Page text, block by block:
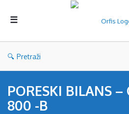
Pretraži
PORESKI BILANS –
800 -B